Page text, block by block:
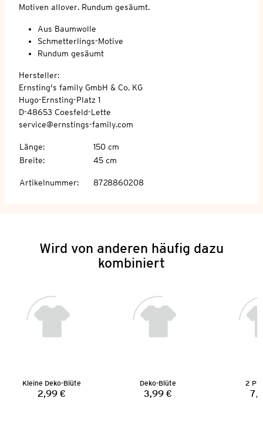
Motiven allover. Rundum gesäumt.
Aus Baumwolle
Schmetterlings-Motive
Rundum gesäumt
Hersteller:
Ernsting's family GmbH & Co. KG
Hugo-Ernsting-Platz 1
D-48653 Coesfeld-Lette
service@ernstings-family.com
Länge:
150 cm
Breite: 45 cm
Artikelnummer: 8728860208
Wird von anderen häufig dazu
kombiniert
Kleine Deko-Blüte
Preis:
2,99 €
Deko-Blüte
Preis:
3,99 €
2